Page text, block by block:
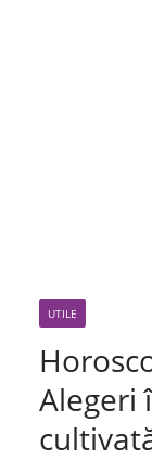
UTILE
Alegeri